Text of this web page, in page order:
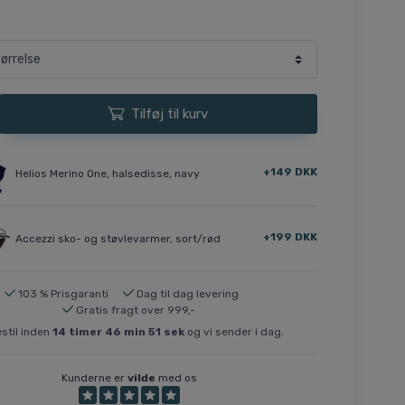
Tilføj til kurv
Helios Merino One, halsedisse, navy +149 DKK
Accezzi sko- og støvlevarmer, sort/rød +199 DKK
103 % Prisgaranti
Dag til dag levering
Gratis fragt over 999,-
inden 14 timer 46 min 51 sekog vi sender i dag.
Kunderne er vilde med os